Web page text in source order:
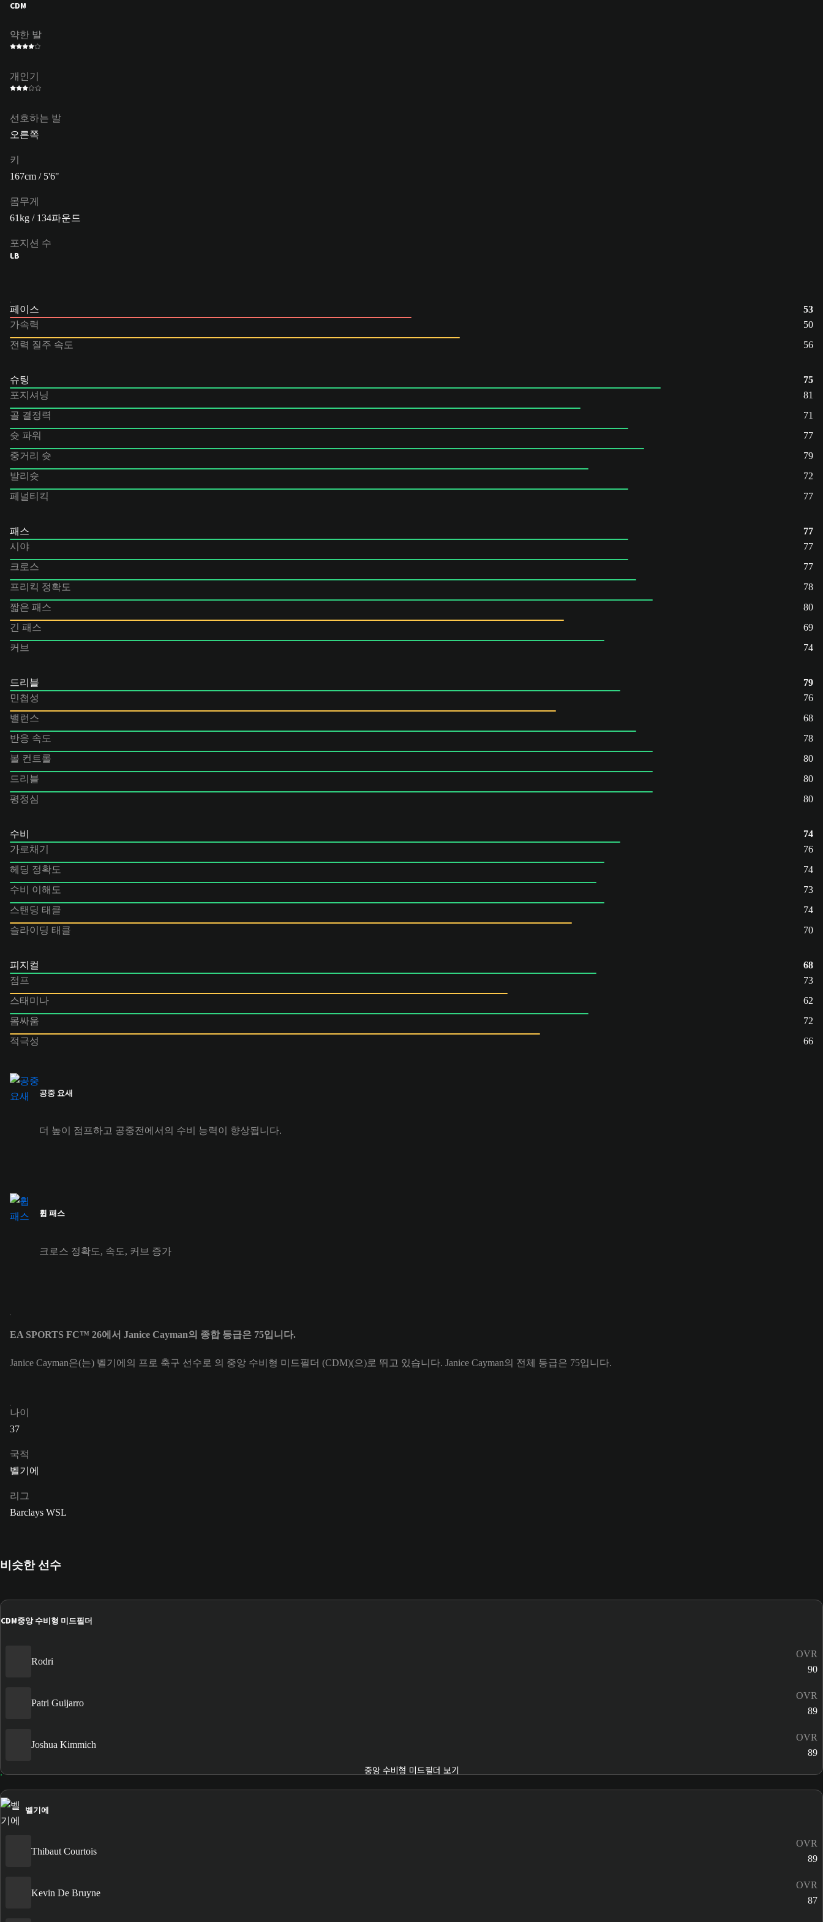
CDM
약한 발
개인기
선호하는 발
오른쪽
키
167cm / 5'6"
몸무게
61kg / 134파운드
포지션 수
LB
페이스
53
가속력
50
전력 질주 속도
56
슈팅
75
포지셔닝
81
골 결정력
71
슛 파워
77
중거리 슛
79
발리슛
72
페널티킥
77
패스
77
시야
77
크로스
77
프리킥 정확도
78
짧은 패스
80
긴 패스
69
커브
74
드리블
79
민첩성
76
밸런스
68
반응 속도
78
볼 컨트롤
80
드리블
80
평정심
80
수비
74
가로채기
76
헤딩 정확도
74
수비 이해도
73
스탠딩 태클
74
슬라이딩 태클
70
피지컬
68
점프
73
스태미나
62
몸싸움
72
적극성
66
공중 요새
더 높이 점프하고 공중전에서의 수비 능력이 향상됩니다.
휩 패스
크로스 정확도, 속도, 커브 증가
EA SPORTS FC™ 26에서 Janice Cayman의 종합 등급은 75입니다.
Janice Cayman은(는) 벨기에의 프로 축구 선수로 의 중앙 수비형 미드필더 (CDM)(으)로 뛰고 있습니다. Janice Cayman의 전체 등급은 75입니다.
나이
37
국적
벨기에
리그
Barclays WSL
비슷한 선수
CDM중앙 수비형 미드필더
Rodri
OVR
90
Patri Guijarro
OVR
89
Joshua Kimmich
OVR
89
중앙 수비형 미드필더 보기
벨기에
Thibaut Courtois
OVR
89
Kevin De Bruyne
OVR
87